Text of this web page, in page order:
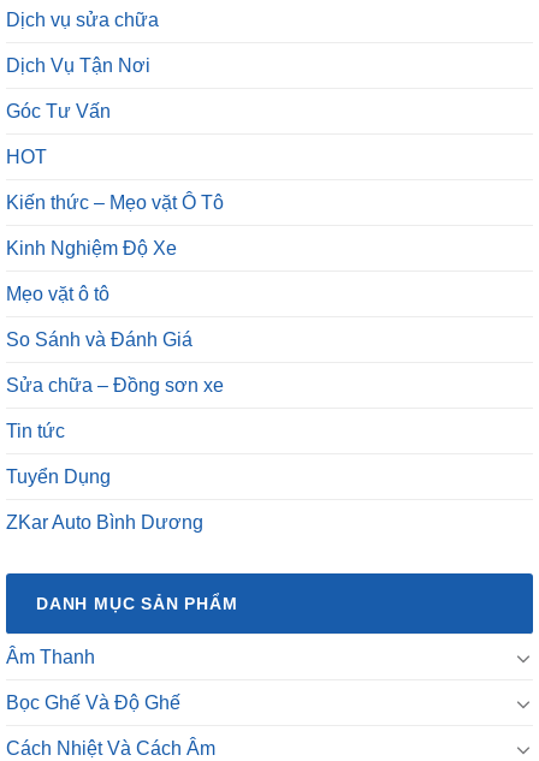
Dịch vụ sửa chữa
Dịch Vụ Tận Nơi
Góc Tư Vấn
HOT
Kiến thức – Mẹo vặt Ô Tô
Kinh Nghiệm Độ Xe
Mẹo vặt ô tô
So Sánh và Đánh Giá
Sửa chữa – Đồng sơn xe
Tin tức
Tuyển Dụng
ZKar Auto Bình Dương
DANH MỤC SẢN PHẨM
Âm Thanh
Bọc Ghế Và Độ Ghế
Cách Nhiệt Và Cách Âm